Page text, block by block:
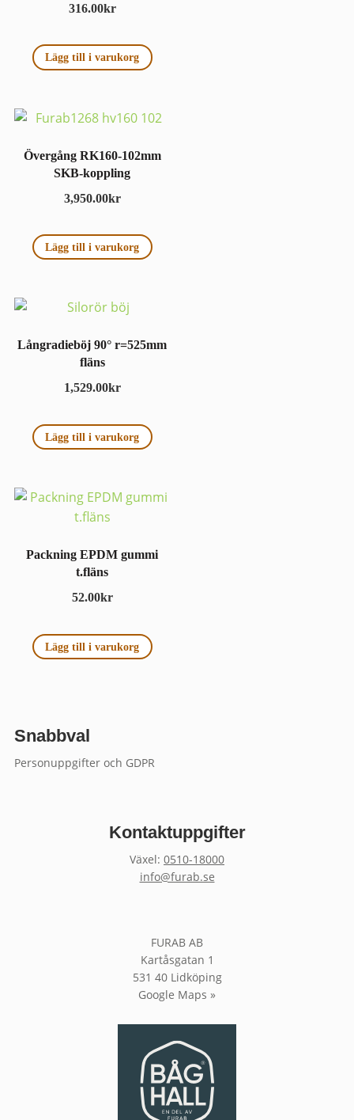
316.00kr
Lägg till i varukorg
Övergång RK160-102mm
SKB-koppling
3,950.00kr
Lägg till i varukorg
Långradieböj 90° r=525mm
fläns
1,529.00kr
Lägg till i varukorg
Packning EPDM gummi
t.fläns
52.00kr
Lägg till i varukorg
Snabbval
Personuppgifter och GDPR
Kontaktuppgifter
Växel: 0510-18000
info@furab.se
FURAB AB
Kartåsgatan 1
531 40 Lidköping
Google Maps »